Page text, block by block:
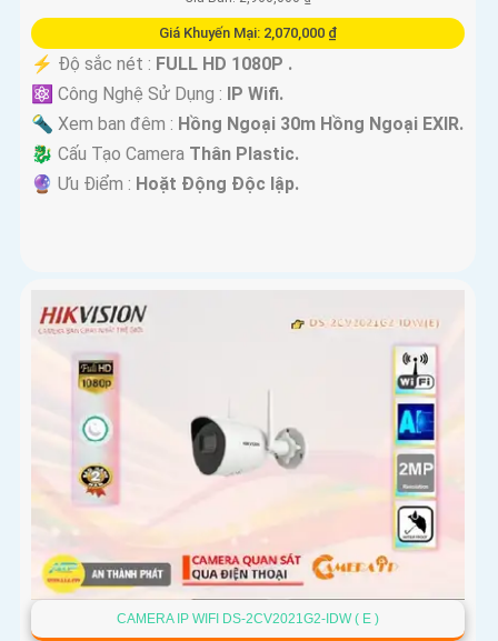
Giá Khuyến Mại: 2,070,000 ₫
️⚡ Độ sắc nét : FULL HD 1080P .
⚛️ Công Nghệ Sử Dụng :
IP Wifi.
🔦 Xem ban đêm : Hồng Ngoại 30m Hồng Ngoại EXIR.
🐉️ Cấu Tạo Camera Thân Plastic.
️🔮 Ưu Điểm : Hoặt Động Độc lập.
CAMERA IP WIFI DS-2CV2021G2-IDW ( E )